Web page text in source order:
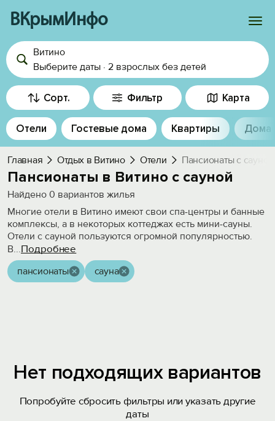
ВКрымИнфо
Войти
Избранное
История просмотра
Добавить свой объект
Витино
Выберите даты · 2 взрослых без детей
Сорт. Фильтр Карта
Отели Гостевые дома Квартиры Дома
Главная Отдых в Витино Отели Пансионаты с сауной
Пансионаты в Витино с сауной
Найдено 0 вариантов жилья
Многие отели в Витино имеют свои спа-центры и банные
комплексы, а в некоторых коттеджах есть мини-сауны.
Отели с сауной пользуются огромной популярностью.
В...Подробнее
пансионаты сауна
Нет подходящих вариантов
Попробуйте сбросить фильтры или указать другие
даты